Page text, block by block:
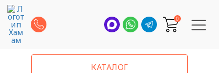
0
КАТАЛОГ